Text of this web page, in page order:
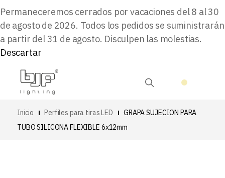
Permaneceremos cerrados por vacaciones del 8 al 30
de agosto de 2026. Todos los pedidos se suministrarán
a partir del 31 de agosto. Disculpen las molestias.
Descartar
Inicio Perfiles para tiras LED
GRAPA SUJECION PARA
TUBO SILICONA FLEXIBLE 6x12mm